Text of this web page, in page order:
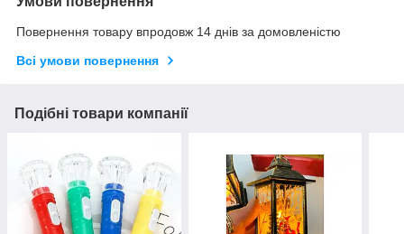
Повернення товару впродовж 14 днів за домовленістю
Всі умови повернення
Подібні товари компанії